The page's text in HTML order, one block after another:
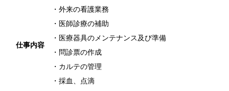
仕事内容
・外来の看護業務
・医師診療の補助
・医療器具のメンテナンス及び準備
・問診票の作成
・カルテの管理
・採血、点滴